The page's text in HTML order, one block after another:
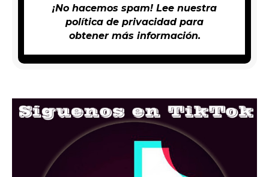
¡No hacemos spam! Lee nuestra
política de privacidadpara
obtener más información.